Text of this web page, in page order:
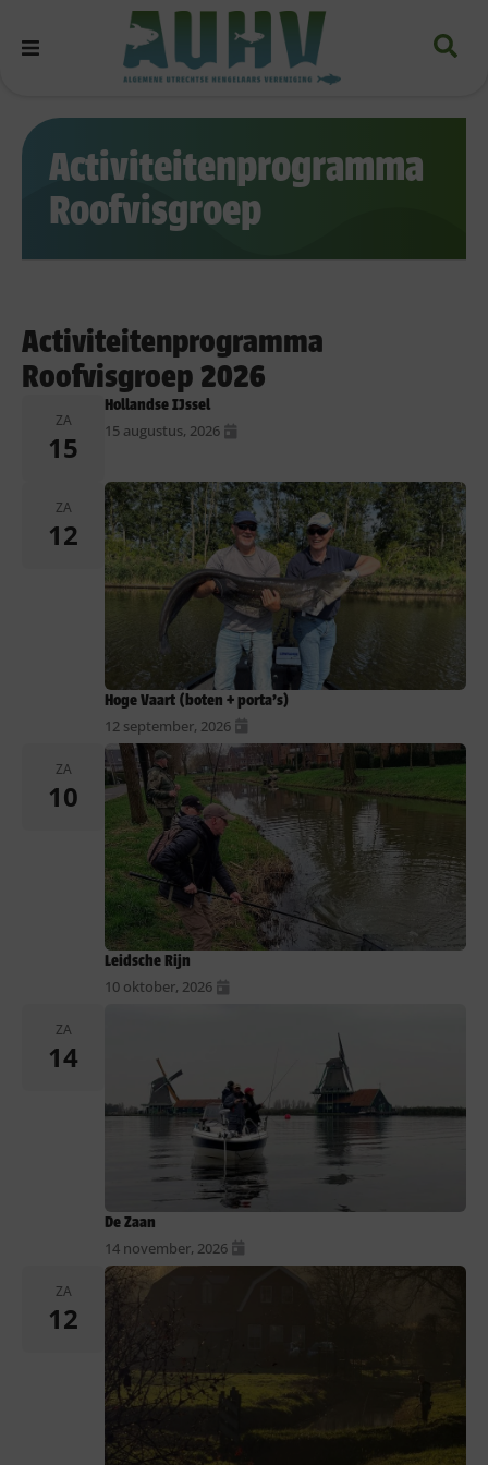
Activiteitenprogramma
Roofvisgroep
Activiteitenprogramma
Roofvisgroep 2026
ZA
15
Hollandse IJssel
15 augustus, 2026
ZA
12
Hoge Vaart (boten + porta’s)
12 september, 2026
ZA
10
Leidsche Rijn
10 oktober, 2026
ZA
14
De Zaan
14 november, 2026
ZA
12